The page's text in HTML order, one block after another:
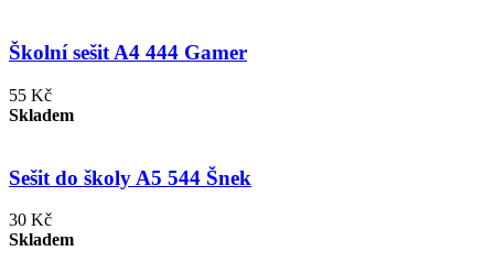
Školní sešit A4 444 Gamer
55 Kč
Skladem
Sešit do školy A5 544 Šnek
30 Kč
Skladem